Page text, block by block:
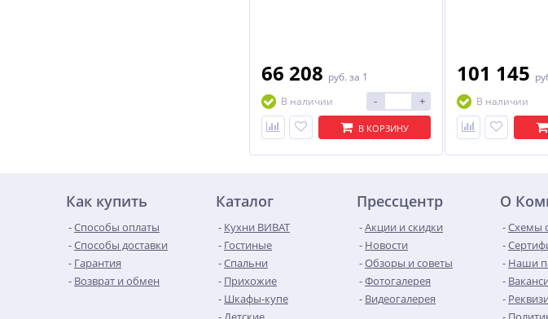
66 208 руб. за 1
В наличии
- +
В КОРЗИНУ
101 145
В наличии
Как купить
Способы оплаты
Способы доставки
Гарантия
Возврат и обмен
Каталог
Кухни ВИВАТ
Гостиные
Спальни
Прихожие
Шкафы-купе
Прессцентр
Акции и скидки
Новости
Обзоры и советы
Фотогалерея
Видеогалерея
О
Схемы
Наши